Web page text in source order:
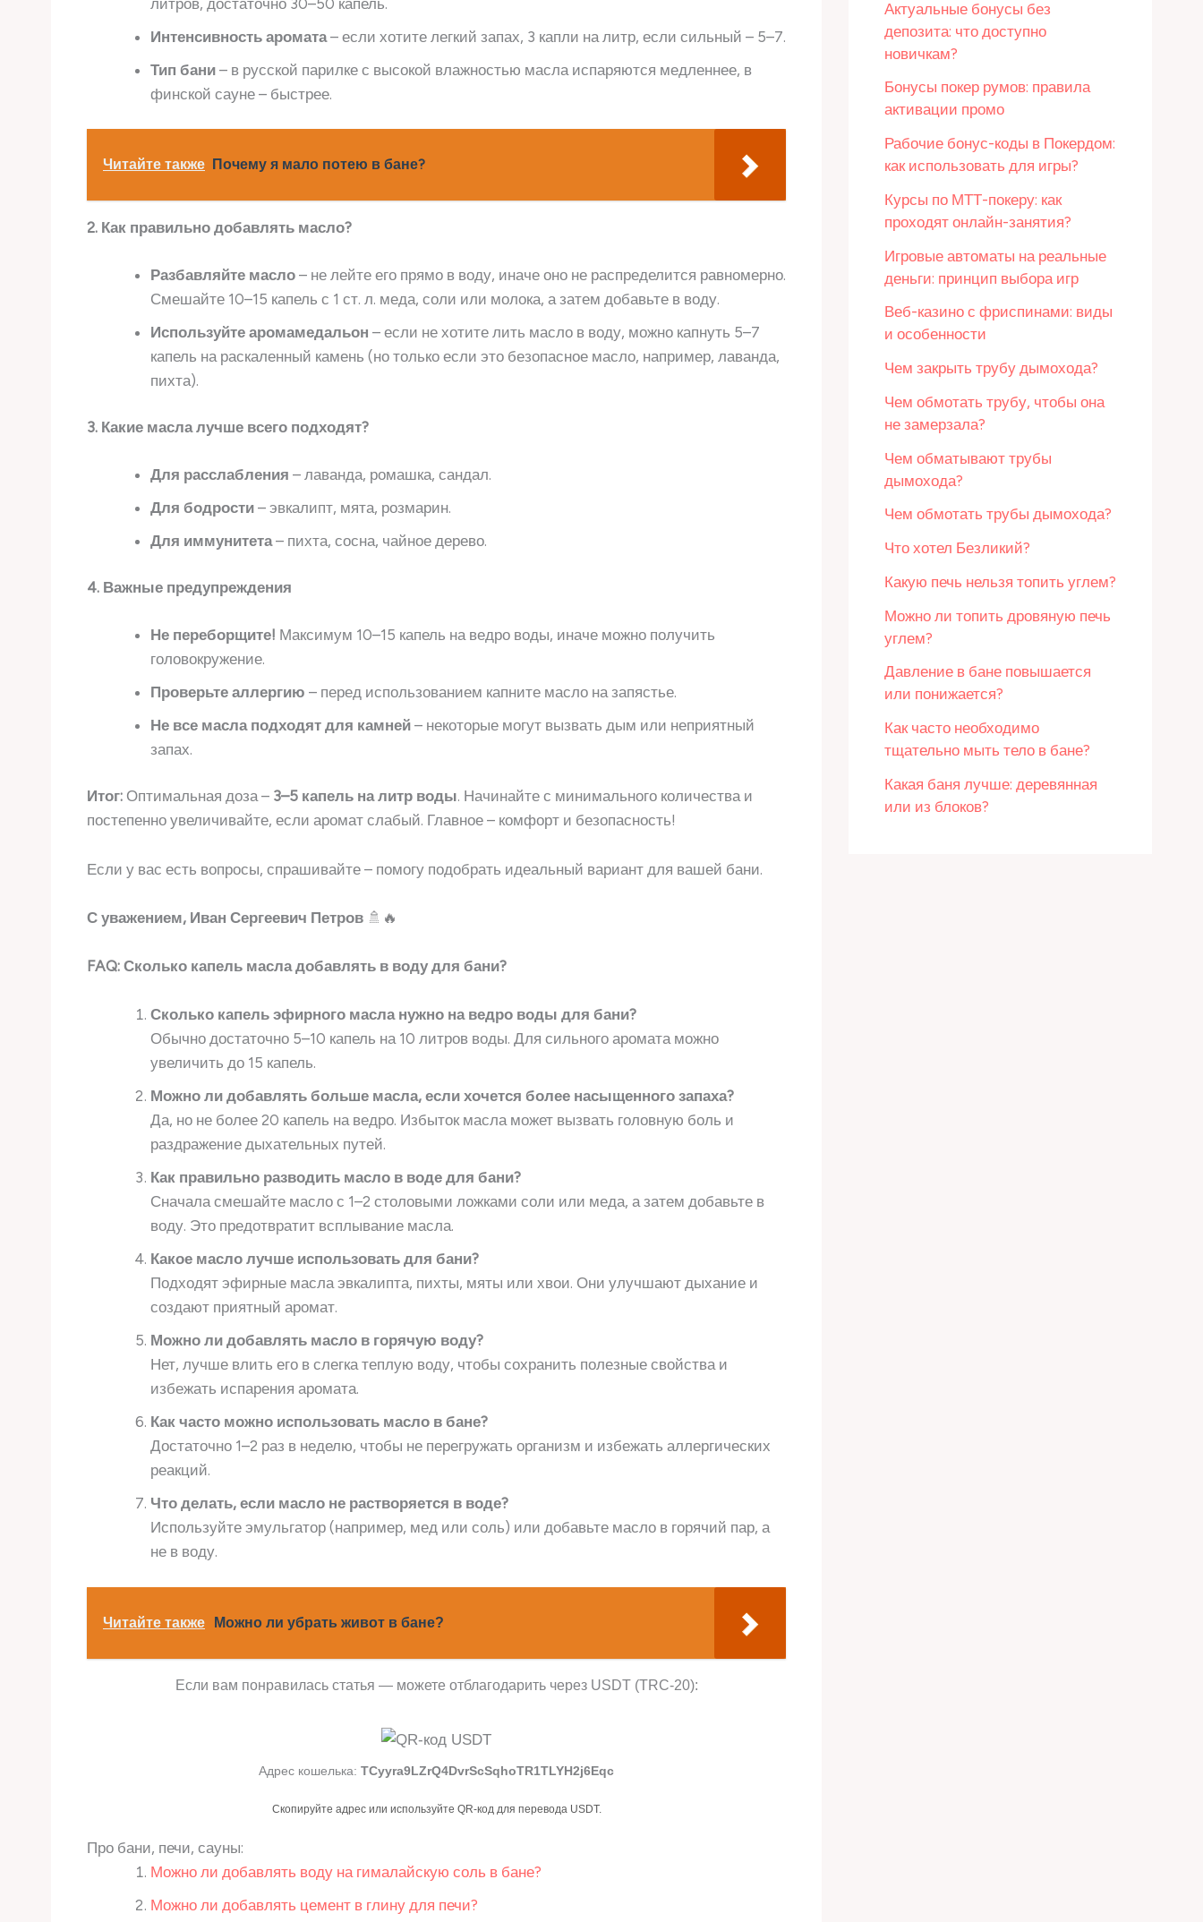
Интенсивность аромата– если хотите легкий запах, 3 капли на литр, если сильный – 5–7.
Тип бани – в русской парилке с высокой влажностью масла испаряются медленнее, в
финской сауне – быстрее.
Читайте также Почему я мало потею в бане?
2. Как правильно добавлять масло?
Разбавляйте масло – не лейте его прямо в воду, иначе оно не распределится равномерно.
Смешайте 10–15 капель с 1 ст. л. меда, соли или молока, а затем добавьте в воду.
Используйте аромамедальон – если не хотите лить масло в воду, можно капнуть 5–7
капель на раскаленный камень (но только если это безопасное масло, например, лаванда,
пихта).
3. Какие масла лучше всего подходят?
Для расслабления – лаванда, ромашка, сандал.
Для бодрости – эвкалипт, мята, розмарин.
Для иммунитета– пихта, сосна, чайное дерево.
4. Важные предупреждения
Не переборщите! Максимум 10–15 капель на ведро воды, иначе можно получить
головокружение.
Проверьте аллергию – перед использованием капните масло на запястье.
Не все масла подходят для камней – некоторые могут вызвать дым или неприятный
запах.
Итог: Оптимальная доза – 3–5 капель на литр воды. Начинайте с минимального количества и
постепенно увеличивайте, если аромат слабый. Главное – комфорт и безопасность!
Если у вас есть вопросы, спрашивайте – помогу подобрать идеальный вариант для вашей бани.
С уважением, Иван Сергеевич Петров 🚿🔥
FAQ: Сколько капель масла добавлять в воду для бани?
Сколько капель эфирного масла нужно на ведро воды для бани?
Обычно достаточно 5–10 капель на 10 литров воды. Для сильного аромата можно
увеличить до 15 капель.
Можно ли добавлять больше масла, если хочется более насыщенного запаха?
Да, но не более 20 капель на ведро. Избыток масла может вызвать головную боль и
раздражение дыхательных путей.
Как правильно разводить масло в воде для бани?
Сначала смешайте масло с 1–2 столовыми ложками соли или меда, а затем добавьте в
воду. Это предотвратит всплывание масла.
Какое масло лучше использовать для бани?
Подходят эфирные масла эвкалипта, пихты, мяты или хвои. Они улучшают дыхание и
создают приятный аромат.
Можно ли добавлять масло в горячую воду?
Нет, лучше влить его в слегка теплую воду, чтобы сохранить полезные свойства и
избежать испарения аромата.
Как часто можно использовать масло в бане?
Достаточно 1–2 раз в неделю, чтобы не перегружать организм и избежать аллергических
реакций.
Что делать, если масло не растворяется в воде?
Используйте эмульгатор (например, мед или соль) или добавьте масло в горячий пар, а
не в воду.
Читайте также Можно ли убрать живот в бане?
Если вам понравилась статья — можете отблагодарить через USDT (TRC-20):
Адрес кошелька: TCyyra9LZrQ4DvrScSqhoTR1TLYH2j6Eqc
Скопируйте адрес или используйте QR-код для перевода USDT.
Про бани, печи, сауны:
Можно ли добавлять воду на гималайскую соль в бане?
Можно ли добавлять цемент в глину для печи?
Актуальные бонусы без
депозита: что доступно
новичкам?
Бонусы покер румов: правила
активации промо
Рабочие бонус-коды в Покердом:
как использовать для игры?
Курсы по МТТ-покеру: как
проходят онлайн-занятия?
Игровые автоматы на реальные
деньги: принцип выбора игр
Веб-казино с фриспинами: виды
и особенности
Чем закрыть трубу дымохода?
Чем обмотать трубу, чтобы она
не замерзала?
Чем обматывают трубы
дымохода?
Чем обмотать трубы дымохода?
Что хотел Безликий?
Какую печь нельзя топить углем?
Можно ли топить дровяную печь
углем?
Давление в бане повышается
или понижается?
Как часто необходимо
тщательно мыть тело в бане?
Какая баня лучше: деревянная
или из блоков?